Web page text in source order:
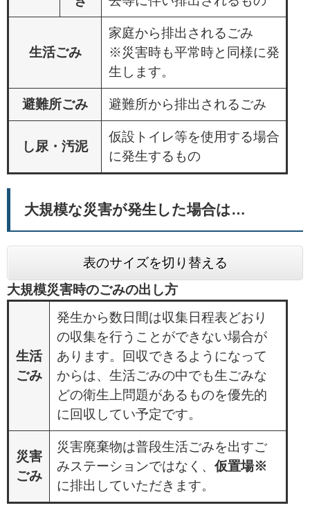
生活ごみ
家庭から排出されるごみ
※災害時も平常時と同様に発
生します。
避難所ごみ 避難所から排出されるごみ
し尿・汚泥
仮設トイレ等を使用する場合
に発生するもの
大規模な災害が発生した場合は…
表のサイズを切り替える
大規模災害時のごみの出し方
生活
ごみ
発生から数日間は収集日程表どおり
の収集を行うことができない場合が
あります。回収できるようになって
からは、生活ごみの中でも生ごみな
どの衛生上問題があるものを優先的
に回収してい予定です。
災害
ごみ
災害廃棄物は普段生活ごみを出すご
みステーションではなく、 仮置場※
に排出していただきます。